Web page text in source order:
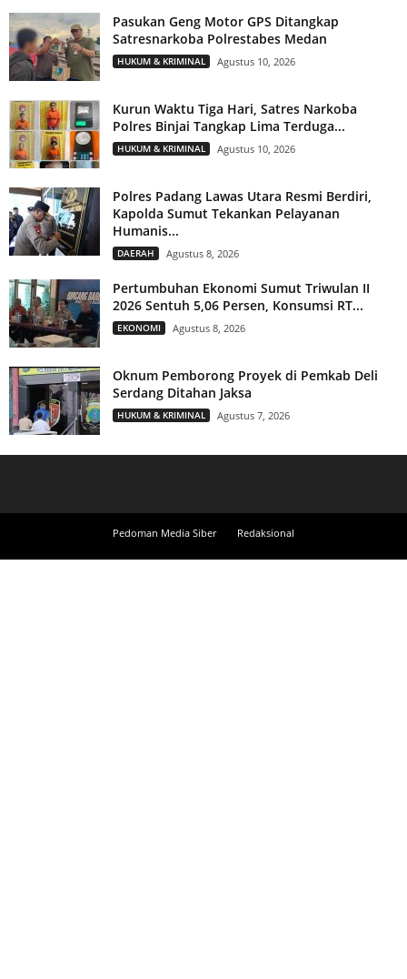
Pasukan Geng Motor GPS Ditangkap
Satresnarkoba Polrestabes Medan
HUKUM & KRIMINAL Agustus 10, 2026
Kurun Waktu Tiga Hari, Satres Narkoba
Polres Binjai Tangkap Lima Terduga...
HUKUM & KRIMINAL Agustus 10, 2026
Polres Padang Lawas Utara Resmi Berdiri,
Kapolda Sumut Tekankan Pelayanan
Humanis...
DAERAH Agustus 8, 2026
Pertumbuhan Ekonomi Sumut Triwulan II
2026 Sentuh 5,06 Persen, Konsumsi RT...
EKONOMI Agustus 8, 2026
Oknum Pemborong Proyek di Pemkab Deli
Serdang Ditahan Jaksa
HUKUM & KRIMINAL Agustus 7, 2026
Pedoman Media Siber Redaksional